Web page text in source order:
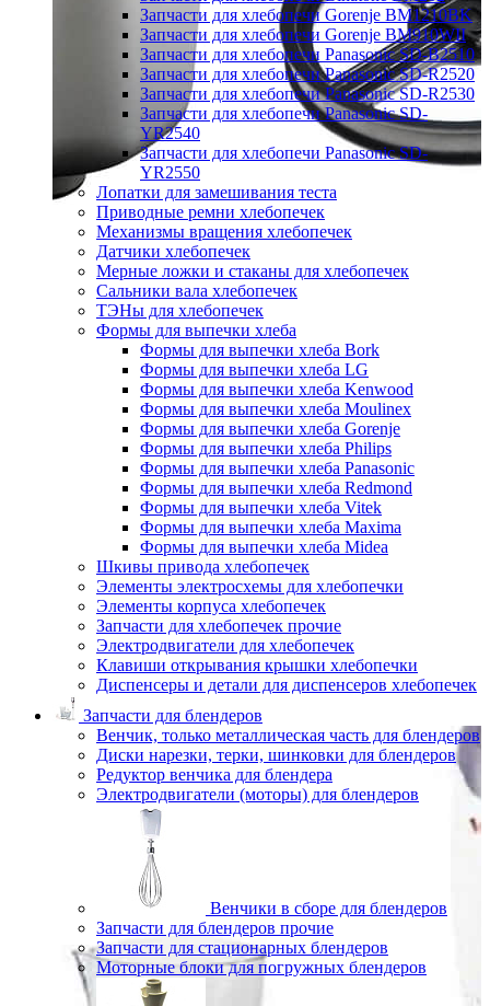
Запчасти для хлебопечи Gorenje BM1210BK
Запчасти для хлебопечи Gorenje BM910WII
Запчасти для хлебопечи Panasonic SD-B2510
Запчасти для хлебопечи Panasonic SD-R2520
Запчасти для хлебопечи Panasonic SD-R2530
Запчасти для хлебопечи Panasonic SD-
YR2540
Запчасти для хлебопечи Panasonic SD-
YR2550
Лопатки для замешивания теста
Приводные ремни хлебопечек
Механизмы вращения хлебопечек
Датчики хлебопечек
Мерные ложки и стаканы для хлебопечек
Сальники вала хлебопечек
ТЭНы для хлебопечек
Формы для выпечки хлеба
Формы для выпечки хлеба Bork
Формы для выпечки хлеба LG
Формы для выпечки хлеба Kenwood
Формы для выпечки хлеба Moulinex
Формы для выпечки хлеба Gorenje
Формы для выпечки хлеба Philips
Формы для выпечки хлеба Panasonic
Формы для выпечки хлеба Redmond
Формы для выпечки хлеба Vitek
Формы для выпечки хлеба Maxima
Формы для выпечки хлеба Midea
Шкивы привода хлебопечек
Элементы электросхемы для хлебопечки
Элементы корпуса хлебопечек
Запчасти для хлебопечек прочие
Электродвигатели для хлебопечек
Клавиши открывания крышки хлебопечки
Диспенсеры и детали для диспенсеров хлебопечек
Запчасти для блендеров
Венчик, только металлическая часть для блендеров
Диски нарезки, терки, шинковки для блендеров
Редуктор венчика для блендера
Электродвигатели (моторы) для блендеров
Венчики в сборе для блендеров
Запчасти для блендеров прочие
Запчасти для стационарных блендеров
Моторные блоки для погружных блендеров